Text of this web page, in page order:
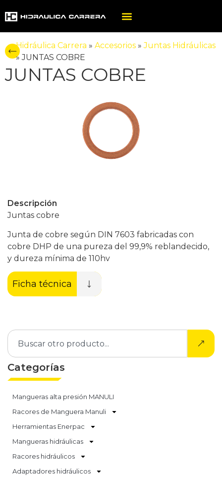
Hidráulica Carrera »Accesorios »Juntas Hidráulicas
»JUNTAS COBRE
JUNTAS COBRE
Descripción
Juntas cobre
Junta de cobre según DIN 7603 fabricadas con
cobre DHP de una pureza del 99,9% reblandecido,
y dureza mínima de 110hv
Ficha técnica
Categorías
Mangueras alta presión MANULI
Racores de Manguera Manuli
Herramientas Enerpac
Mangueras hidráulicas
Racores hidráulicos
Adaptadores hidráulicos